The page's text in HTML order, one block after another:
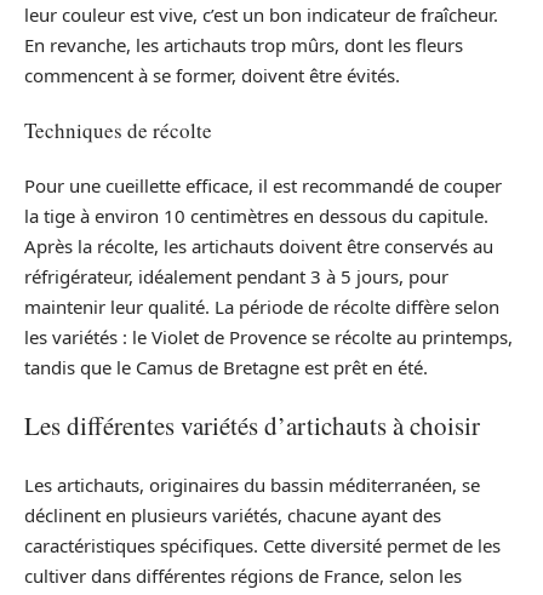
leur couleur est vive, c’est un bon indicateur de fraîcheur.
En revanche, les artichauts trop mûrs, dont les fleurs
commencent à se former, doivent être évités.
Techniques de récolte
Pour une cueillette efficace, il est recommandé de couper
la tige à environ 10 centimètres en dessous du capitule.
Après la récolte, les artichauts doivent être conservés au
réfrigérateur, idéalement pendant 3 à 5 jours, pour
maintenir leur qualité. La période de récolte diffère selon
les variétés : le Violet de Provence se récolte au printemps,
tandis que le Camus de Bretagne est prêt en été.
Les différentes variétés d’artichauts à choisir
Les artichauts, originaires du bassin méditerranéen, se
déclinent en plusieurs variétés, chacune ayant des
caractéristiques spécifiques. Cette diversité permet de les
cultiver dans différentes régions de France, selon les